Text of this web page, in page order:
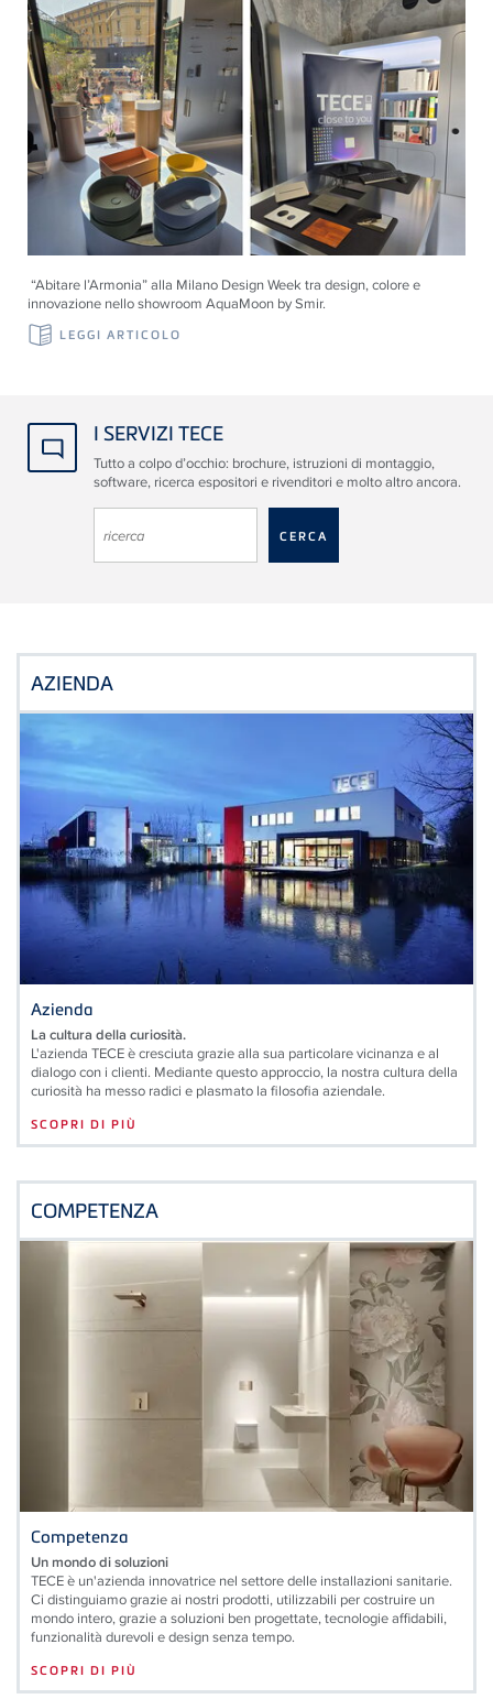
“Abitare l’Armonia” alla Milano Design Week tra design, colore e
innovazione nello showroom AquaMoon by Smir.
LEGGI ARTICOLO
I SERVIZI TECE
Tutto a colpo d’occhio: brochure, istruzioni di montaggio,
software, ricerca espositori e rivenditori e molto altro ancora.
AZIENDA
Azienda
La cultura della curiosità.
L'azienda TECE è cresciuta grazie alla sua particolare vicinanza e al
dialogo con i clienti. Mediante questo approccio, la nostra cultura della
curiosità ha messo radici e plasmato la filosofia aziendale.
SCOPRI DI PIÙ
COMPETENZA
Competenza
Un mondo di soluzioni
TECE è un'azienda innovatrice nel settore delle installazioni sanitarie.
Ci distinguiamo grazie ai nostri prodotti, utilizzabili per costruire un
mondo intero, grazie a soluzioni ben progettate, tecnologie affidabili,
funzionalità durevoli e design senza tempo.
SCOPRI DI PIÙ